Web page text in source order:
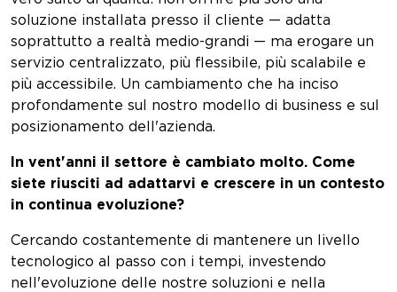
soluzione installata presso il cliente — adatta
soprattutto a realtà medio-grandi — ma erogare un
servizio centralizzato, più flessibile, più scalabile e
più accessibile. Un cambiamento che ha inciso
profondamente sul nostro modello di business e sul
posizionamento dell'azienda.
In vent'anni il settore è cambiato molto. Come
siete riusciti ad adattarvi e crescere in un contesto
in continua evoluzione?
Cercando costantemente di mantenere un livello
tecnologico al passo con i tempi, investendo
nell'evoluzione delle nostre soluzioni e nella